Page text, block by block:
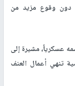
دون وقوع مزيد من
عسكرياً، مشيرة إلى
تنهي أعمال العنف